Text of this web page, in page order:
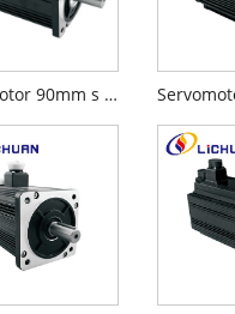
Servomotor 90mm s přírubou AC 220V